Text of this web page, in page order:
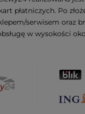
płatniczych. Po
serwisem oraz
w wysokości